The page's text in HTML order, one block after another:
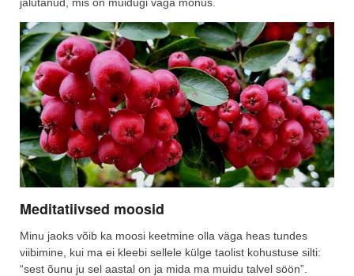
Meditatiivsed moosid
Minu jaoks võib ka moosi keetmine olla väga heas tundes
viibimine, kui ma ei kleebi sellele külge taolist kohustuse silti:
“sest õunu ju sel aastal on ja mida ma muidu talvel söön”.